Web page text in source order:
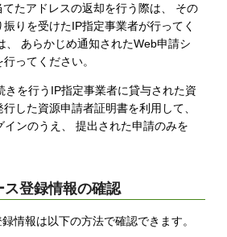
たアドレスの返却を行う際は、 その
りを受けたIP指定事業者が行ってく
、 あらかじめ通知されたWeb申請シ
ってください。
を行うIP指定事業者に貸与された資
した資源申請者証明書を利用して、
ンのうえ、 提出された申請のみを
登録情報の確認
情報は以下の方法で確認できます。